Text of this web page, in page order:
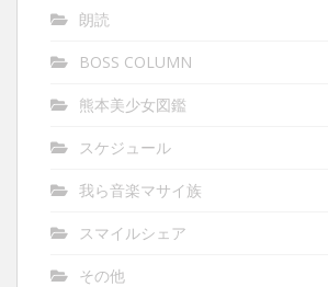
朗読
BOSS COLUMN
熊本美少女図鑑
スケジュール
我ら音楽マサイ族
スマイルシェア
その他